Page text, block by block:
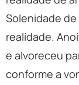
Solenidade
realidade.
e alvoreceu
conforme a